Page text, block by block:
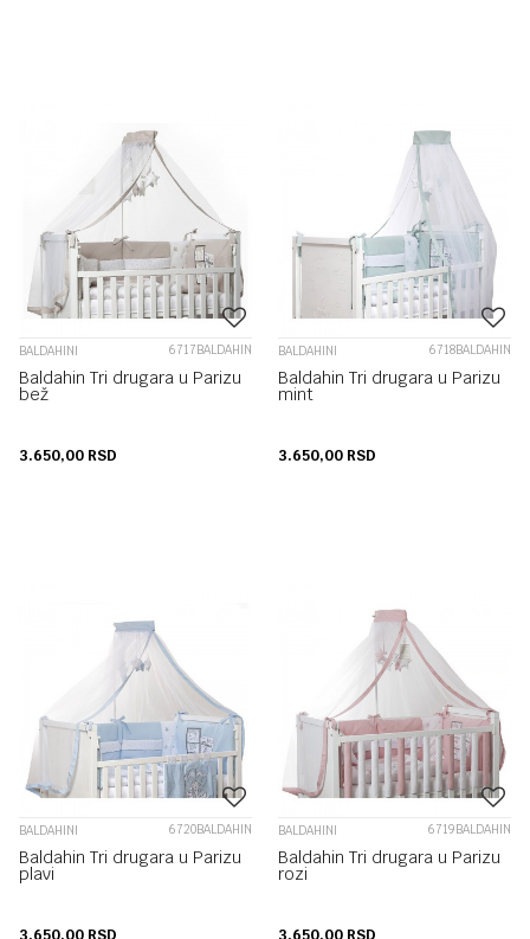
BALDAHINI 6717BALDAHIN
Baldahin Tri drugara u Parizu
bež
3.650,00 RSD
BALDAHINI 6718BALDAHIN
Baldahin Tri drugara u Parizu
mint
3.650,00 RSD
BALDAHINI 6720BALDAHIN
Baldahin Tri drugara u Parizu
plavi
BALDAHINI 6719BALDAHIN
Baldahin Tri drugara u Parizu
rozi